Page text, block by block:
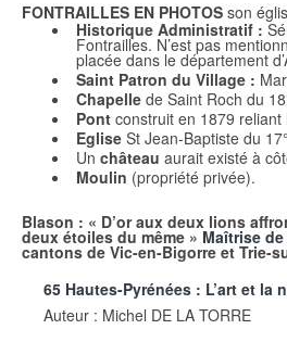
FONTRAILLES EN PHOTOS son
Historique Administratif :
Fontrailles. N’est pas
placée dans le département
Saint Patron du Village :
Chapelle de Saint Roch du
Pont construit en 1879
Eglise St Jean-Baptiste du
Un château aurait existé à
Moulin (propriété privée).
Blason : « D’or aux deux lions
deux étoiles du même » Maîtrise de
cantons de Vic-en-Bigorre et Trie-
65 Hautes-Pyrénées : L’art et la
Auteur : Michel DE LA TORRE